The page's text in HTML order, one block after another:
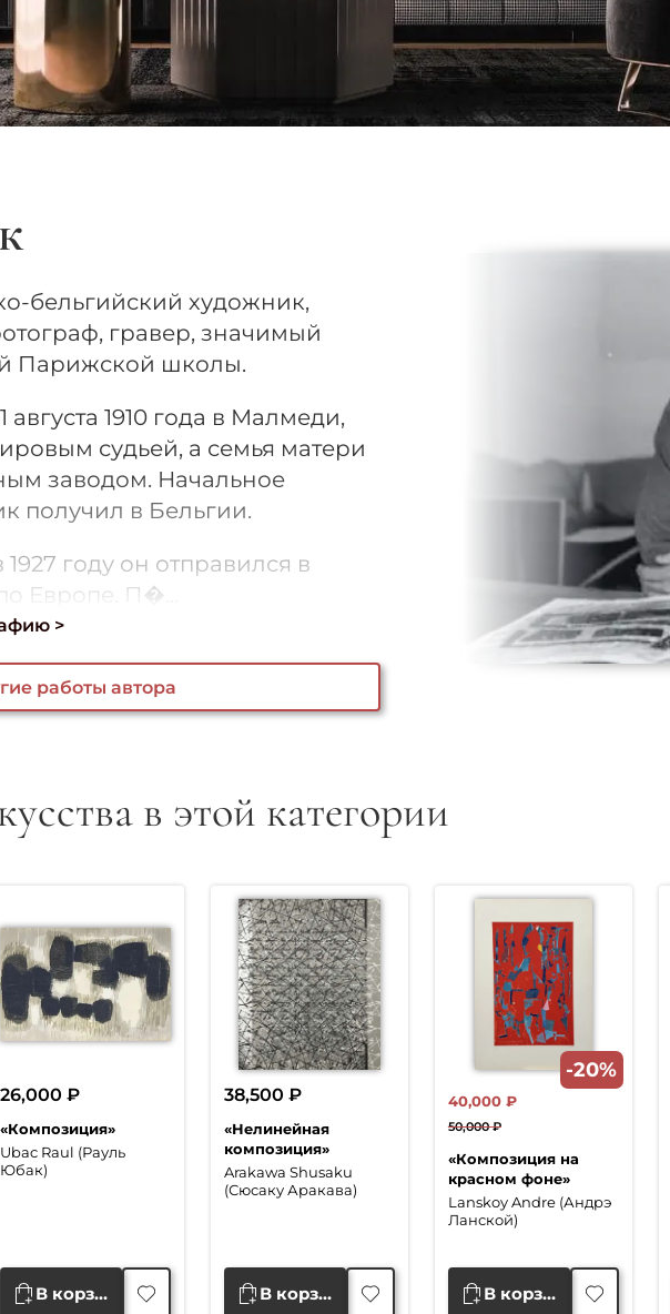
бельгийский художник,
гравер, значимый
Парижской школы.
1910 года в Малмеди,
судьей, а семья матери
заводом. Начальное
получил в Бельгии.
году он отправился в
Европе. П�...
>
работы автора
в этой категории
«Композиция»
Ubac Raul (Рауль
Юбак)
26,000 ₽
В корзину
«Нелинейная
композиция»
Arakawa Shusaku
(Сюсаку Аракава)
38,500 ₽
В корзину
-20%
«Композиция на
красном фоне»
Lanskoy Andre (Андрэ
Ланской)
50,000₽
цена
составляла
50,000 ₽.
40,000 ₽
цена:
40,000 ₽.
В корзину